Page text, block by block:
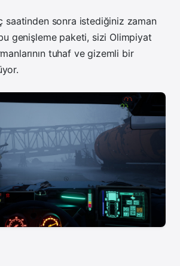
saatinden sonra istediğiniz zaman
genişleme paketi, sizi Olimpiyat
tuhaf ve gizemli bir